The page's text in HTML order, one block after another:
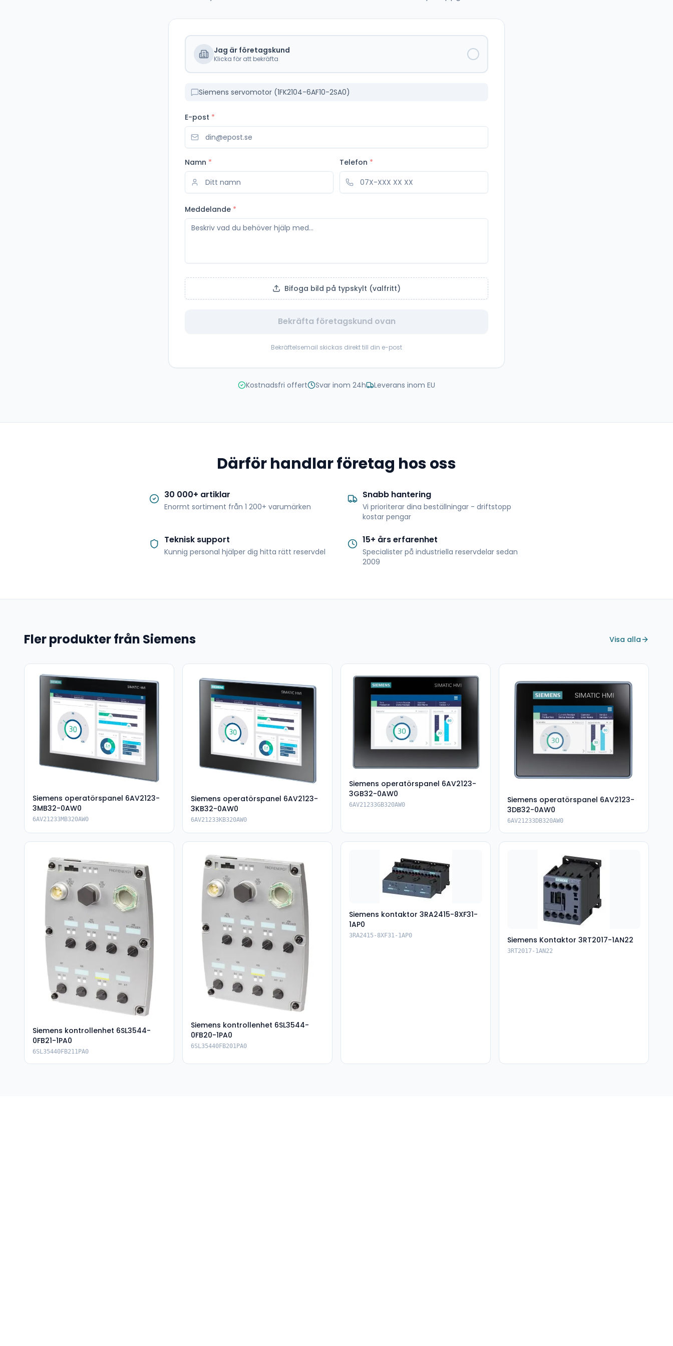
Jag är företagskund
Klicka för att bekräfta
Siemens servomotor (1FK2104-6AF10-2SA0)
E-post *
Namn * Telefon *
Meddelande *
Bifoga bild på typskylt (valfritt)
Bekräfta företagskund ovan
Bekräftelsemail skickas direkt till din e-post
Kostnadsfri offert Svar inom 24h Leverans inom EU
Därför handlar företag hos oss
30 000+ artiklar
Enormt sortiment från 1 200+ varumärken
Snabb hantering
Vi prioriterar dina beställningar - driftstopp
kostar pengar
Teknisk support
Kunnig personal hjälper dig hitta rätt reservdel
15+ års erfarenhet
Specialister på industriella reservdelar sedan
2009
Fler produkter från Siemens Visa alla
Siemens operatörspanel 6AV2123-
3MB32-0AW0
6AV21233MB320AW0
Siemens operatörspanel 6AV2123-
3KB32-0AW0
6AV21233KB320AW0
Siemens operatörspanel 6AV2123-
3GB32-0AW0
6AV21233GB320AW0
Siemens operatörspanel 6AV2123-
3DB32-0AW0
6AV21233DB320AW0
Siemens kontrollenhet 6SL3544-
0FB21-1PA0
6SL35440FB211PA0
Siemens kontrollenhet 6SL3544-
0FB20-1PA0
6SL35440FB201PA0
Siemens kontaktor 3RA2415-8XF31-
1AP0
3RA2415-8XF31-1AP0 Siemens Kontaktor 3RT2017-1AN22
3RT2017-1AN22